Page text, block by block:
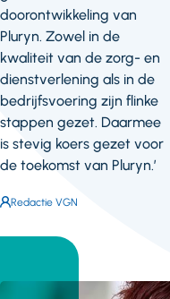
doorontwikkeling van
Pluryn. Zowel in de
kwaliteit van de zorg- en
dienstverlening als in de
bedrijfsvoering zijn flinke
stappen gezet. Daarmee
is stevig koers gezet voor
de toekomst van Pluryn.’
Auteur:
Redactie VGN